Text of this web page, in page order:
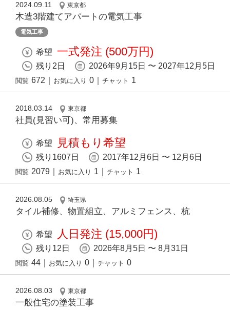
2024.09.11 東京都
木造3階建てアパートの電気工事
電気工事
希望 一式発注 (500万円)
残り2日 2026年9月15日 〜 2027年12月5日
閲覧 672 お気に入り 0 チャット 1
2018.03.14 東京都
社員(見習い可)、常用募集
希望 見積もり希望
残り1607日 2017年12月6日 〜 12月6日
閲覧 2079 お気に入り 1 チャット 1
2026.08.05 埼玉県
タイル補修、物置組立、アルミフェンス、杭
希望 人日発注 (15,000円)
残り12日 2026年8月5日 〜 8月31日
閲覧 44 お気に入り 0 チャット 0
2026.08.03 東京都
一般住宅の塗装工事